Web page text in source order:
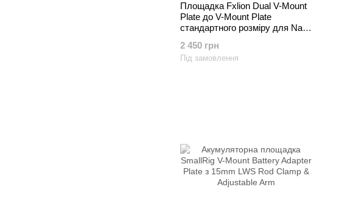
Площадка Fxlion Dual V-Mount
Plate до V-Mount Plate
стандартного розміру для Nano
2 450 грн
Під замовлення